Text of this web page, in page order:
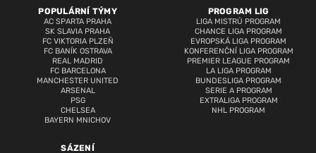
POPULÁRNÍ TÝMY
AC SPARTA PRAHA
SK SLAVIA PRAHA
FC VIKTORIA PLZEŇ
FC BANÍK OSTRAVA
REAL MADRID
FC BARCELONA
MANCHESTER UNITED
ARSENAL
PSG
CHELSEA
BAYERN MNICHOV
PROGRAM LIG
LIGA MISTRŮ PROGRAM
CHANCE LIGA PROGRAM
EVROPSKÁ LIGA PROGRAM
KONFERENČNÍ LIGA PROGRAM
PREMIER LEAGUE PROGRAM
LA LIGA PROGRAM
BUNDESLIGA PROGRAM
SERIE A PROGRAM
EXTRALIGA PROGRAM
NHL PROGRAM
SÁZENÍ